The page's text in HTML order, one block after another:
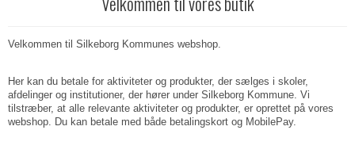
Velkommen til Silkeborg Kommunes webshop.
Her kan du betale for aktiviteter og produkter, der sælges i skoler,
afdelinger og institutioner, der hører under Silkeborg Kommune. Vi
tilstræber, at alle relevante aktiviteter og produkter, er oprettet på vores
webshop. Du kan betale med både betalingskort og MobilePay.